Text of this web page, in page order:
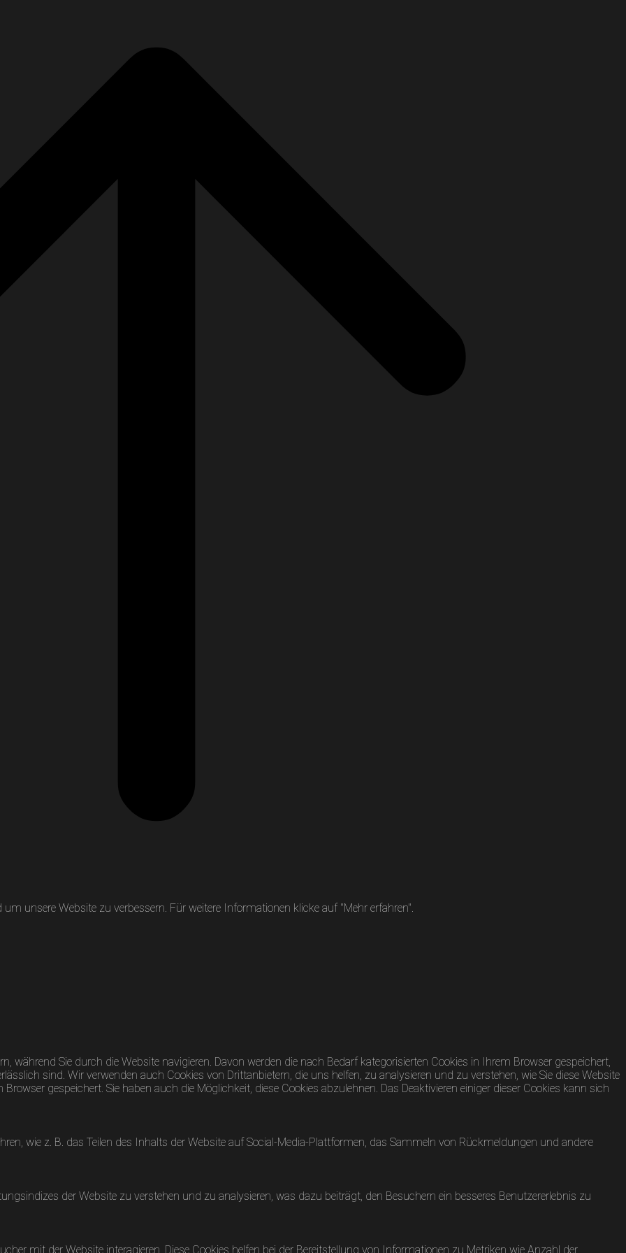
unsere Website zu verbessern. Für weitere Informationen klicke auf "Mehr erfahren".
während Sie durch die Website navigieren. Davon werden die nach Bedarf kategorisierten Cookies in Ihrem Browser gespeichert,
sind. Wir verwenden auch Cookies von Drittanbietern, die uns helfen, zu analysieren und zu verstehen, wie Sie diese Website
gespeichert. Sie haben auch die Möglichkeit, diese Cookies abzulehnen. Das Deaktivieren einiger dieser Cookies kann sich
wie z. B. das Teilen des Inhalts der Website auf Social-Media-Plattformen, das Sammeln von Rückmeldungen und andere
der Website zu verstehen und zu analysieren, was dazu beiträgt, den Besuchern ein besseres Benutzererlebnis zu
mit der Website interagieren. Diese Cookies helfen bei der Bereitstellung von Informationen zu Metriken wie Anzahl der